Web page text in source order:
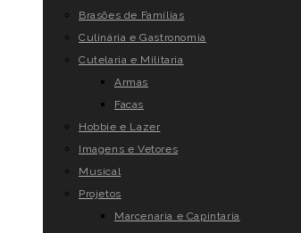
Brasões de Famílias
Culinária e Gastronomia
Cutelaria e Militaria
Armas
Facas
Hobbie e Lazer
Imagens e Vetores
Musical
Projetos
Marcenaria e Capintaria